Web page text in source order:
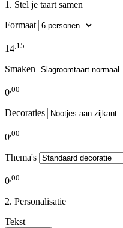
Stel je taart samen
Formaat
14 15
Smaken
0 00
Decoraties
0,00
Thema's
0 00
Personalisatie
Tekst